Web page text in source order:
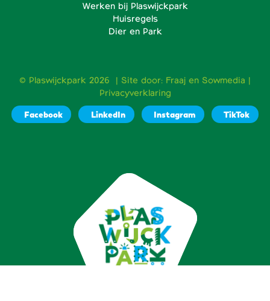
Werken bij Plaswijckpark
Huisregels
Dier en Park
© Plaswijckpark 2026 | Site door: Fraaj en Sowmedia |
Privacyverklaring
Facebook
LinkedIn Instagram TikTok